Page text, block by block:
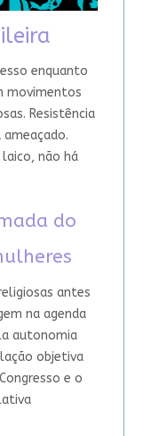
enquanto
movimentos
Resistência
não há
do
antes
na agenda
autonomia
objetiva
e o